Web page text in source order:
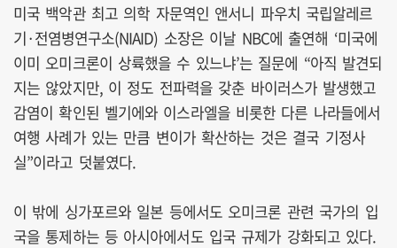
미국 백악관 최고 의학 자문역인 앤서니 파우치 국립알레르
기·전염병연구소(NIAID) 소장은 이날 NBC에 출연해 ‘미국에
이미 오미크론이 상륙했을 수 있느냐’는 질문에 “아직 발견되
지는 않았지만, 이 정도 전파력을 갖춘 바이러스가 발생했고
감염이 확인된 벨기에와 이스라엘을 비롯한 다른 나라들에서
여행 사례가 있는 만큼 변이가 확산하는 것은 결국 기정사
실”이라고 덧붙였다.
이 밖에 싱가포르와 일본 등에서도 오미크론 관련 국가의 입
국을 통제하는 등 아시아에서도 입국 규제가 강화되고 있다.